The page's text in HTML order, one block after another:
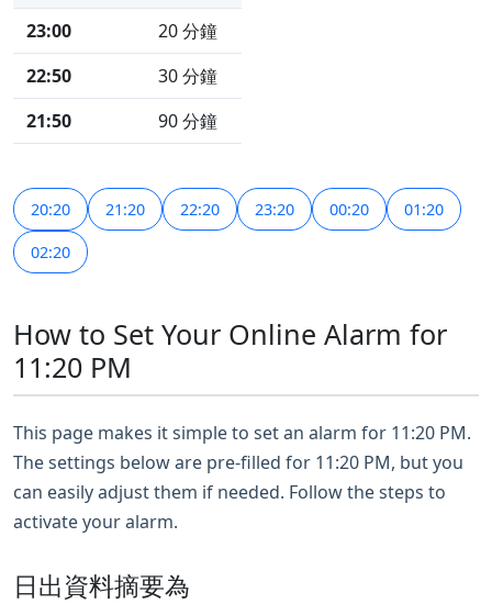
23:00
20 分鐘
22:50
30 分鐘
21:50
90 分鐘
20:20 21:20 22:20 23:20 00:20 01:20
02:20
How to Set Your Online Alarm for
11:20 PM
This page makes it simple to set an alarm for 11:20 PM.
The settings below are pre-filled for 11:20 PM, but you
can easily adjust them if needed. Follow the steps to
activate your alarm.
日出資料摘要為